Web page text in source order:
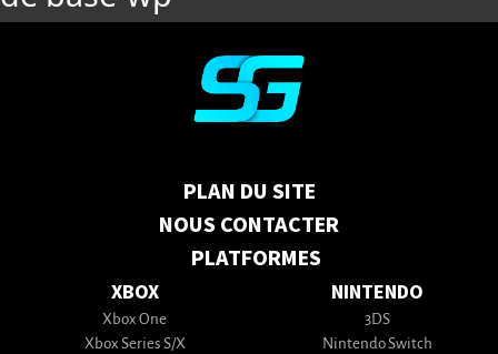
PLAN DU SITE
NOUS CONTACTER
PLATFORMES
XBOX
Xbox One
Xbox Series S/X
NINTENDO
3DS
Nintendo Switch